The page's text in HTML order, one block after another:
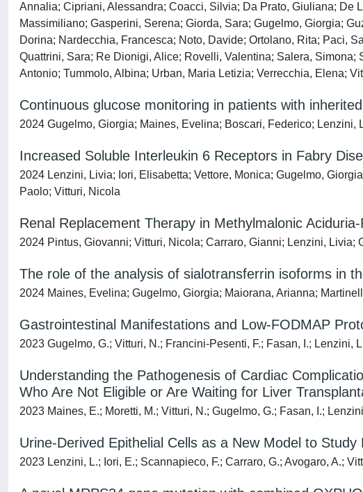
Annalia; Cipriani, Alessandra; Coacci, Silvia; Da Prato, Giuliana; De
Massimiliano; Gasperini, Serena; Giorda, Sara; Gugelmo, Giorgia;
Dorina; Nardecchia, Francesca; Noto, Davide; Ortolano, Rita; Paci,
Quattrini, Sara; Re Dionigi, Alice; Rovelli, Valentina; Salera,
Antonio; Tummolo, Albina; Urban, Maria Letizia; Verrecchia, Elena;
Continuous glucose monitoring in patients with
2024 Gugelmo, Giorgia; Maines, Evelina; Boscari, Federico;
Increased Soluble Interleukin 6 Receptors in Fabry
2024 Lenzini, Livia; Iori, Elisabetta; Vettore, Monica; Gugelmo,
Paolo; Vitturi, Nicola
Renal Replacement Therapy in Methylmalonic
2024 Pintus, Giovanni; Vitturi, Nicola; Carraro, Gianni; Lenzini,
The role of the analysis of sialotransferrin isoforms in
2024 Maines, Evelina; Gugelmo, Giorgia; Maiorana, Arianna;
Gastrointestinal Manifestations and Low-FODMAP
2023 Gugelmo, G.; Vitturi, N.; Francini-Pesenti, F.; Fasan, I.; Lenzini,
Understanding the Pathogenesis of Cardiac
Who Are Not Eligible or Are Waiting for Liver
2023 Maines, E.; Moretti, M.; Vitturi, N.; Gugelmo, G.; Fasan, I.;
Urine-Derived Epithelial Cells as a New Model to
2023 Lenzini, L.; Iori, E.; Scannapieco, F.; Carraro, G.; Avogaro, A.;